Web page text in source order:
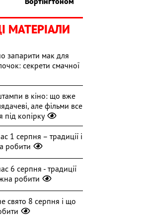
МАТЕРІАЛИ
запарити мак для
секрети смачної
в кіно: що вже
але фільми все
під копірку
1 серпня – традиції і
робити
6 серпня - традиції
робити
свято 8 серпня і що